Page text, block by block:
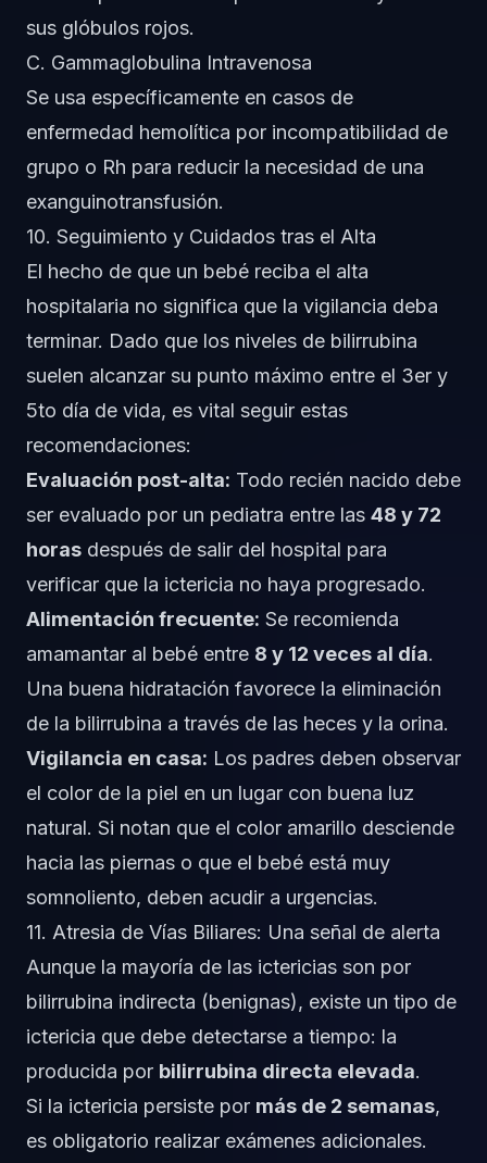
sus glóbulos rojos.
C. Gammaglobulina Intravenosa
Se usa específicamente en casos de
enfermedad hemolítica por incompatibilidad de
grupo o Rh para reducir la necesidad de una
exanguinotransfusión.
10. Seguimiento y Cuidados tras el Alta
El hecho de que un bebé reciba el alta
hospitalaria no significa que la vigilancia deba
terminar. Dado que los niveles de bilirrubina
suelen alcanzar su punto máximo entre el 3er y
5to día de vida, es vital seguir estas
recomendaciones:
Evaluación post-alta: Todo recién nacido debe
ser evaluado por un pediatra entre las 48 y 72
horas después de salir del hospital para
verificar que la ictericia no haya progresado.
Alimentación frecuente: Se recomienda
amamantar al bebé entre 8 y 12 veces al día.
Una buena hidratación favorece la eliminación
de la bilirrubina a través de las heces y la orina.
Vigilancia en casa: Los padres deben observar
el color de la piel en un lugar con buena luz
natural. Si notan que el color amarillo desciende
hacia las piernas o que el bebé está muy
somnoliento, deben acudir a urgencias.
11. Atresia de Vías Biliares: Una señal de alerta
Aunque la mayoría de las ictericias son por
bilirrubina indirecta (benignas), existe un tipo de
ictericia que debe detectarse a tiempo: la
producida por bilirrubina directa elevada.
Si la ictericia persiste por más de 2 semanas,
es obligatorio realizar exámenes adicionales.